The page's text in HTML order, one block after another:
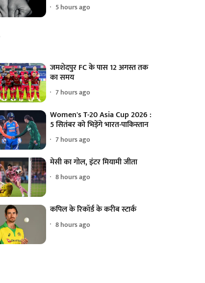
5 hours ago
जमशेदपुर FC के पास 12 अगस्त तक
का समय
7 hours ago
Women's T-20 Asia Cup 2026 :
5 सितंबर को भिड़ेंगे भारत-पाकिस्तान
7 hours ago
मेसी का गोल, इंटर मियामी जीता
8 hours ago
कपिल के रिकॉर्ड के करीब स्टार्क
8 hours ago